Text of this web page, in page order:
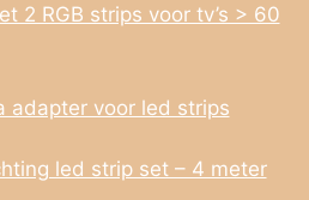
2 RGB strips voor tv’s > 60
adapter voor led strips
led strip set – 4 meter